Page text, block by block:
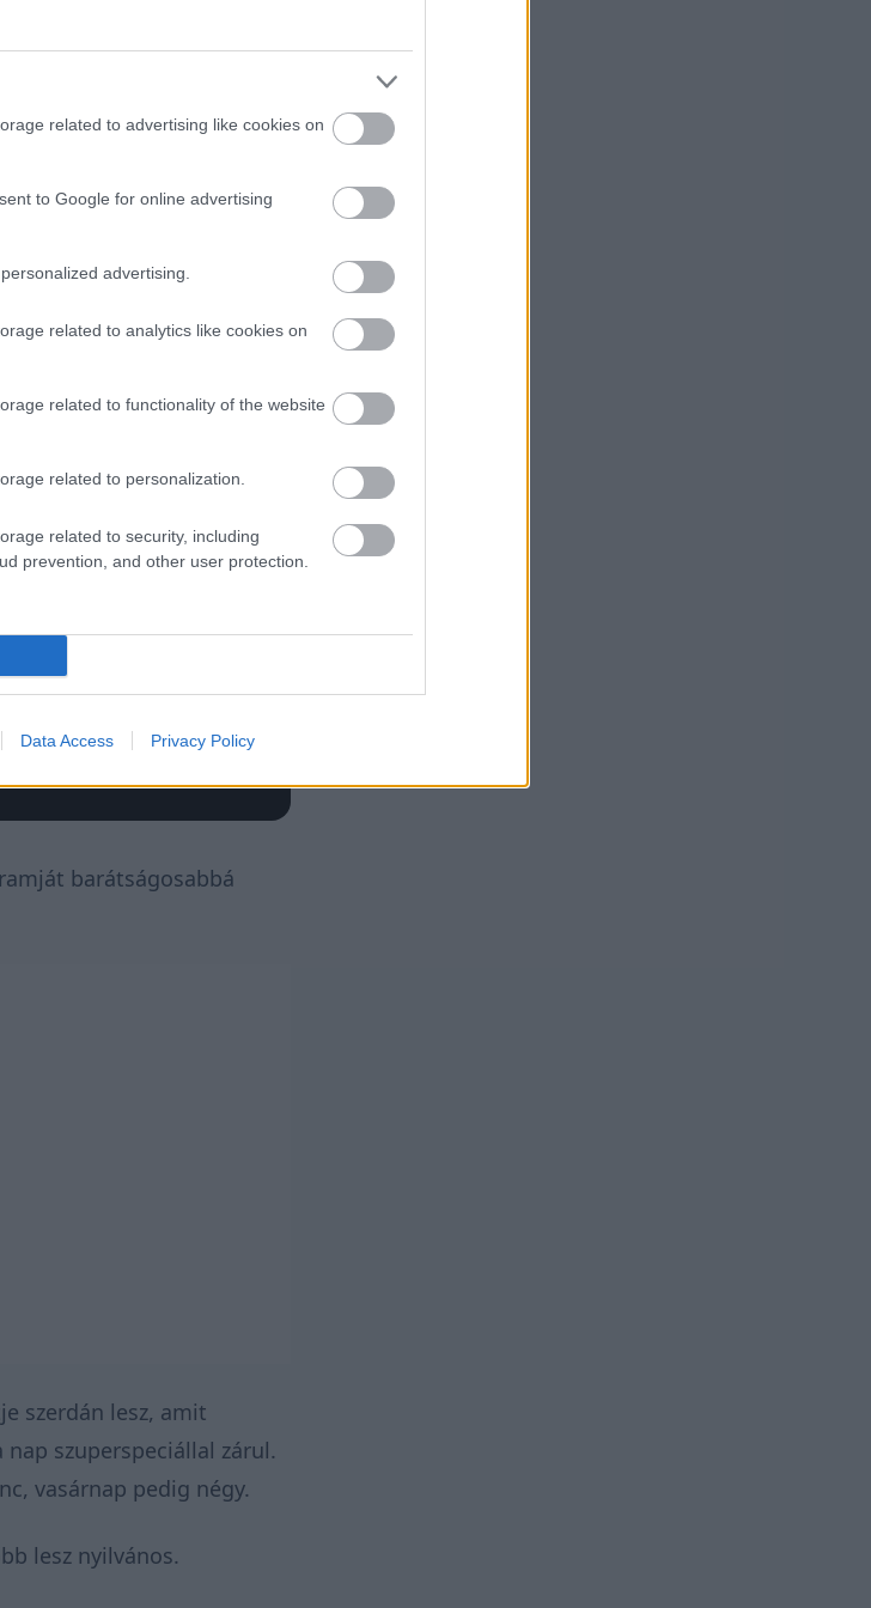
related to advertising like cookies on
to Google for online advertising
advertising.
related to analytics like cookies on
related to functionality of the website
related to personalization.
related to security, including
prevention, and other user protection.
Data Access Privacy Policy
Ez alapján a
töltött idő, kivéve a nyitó
pedig 12 órát kell
barátságosabbá
szerdán lesz, amit
szuperspeciállal zárul.
vasárnap pedig négy.
lesz nyilvános.